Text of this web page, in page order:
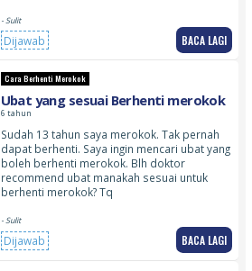
- Sulit
Dijawab BACA LAGI
Cara Berhenti Merokok
Ubat yang sesuai Berhenti merokok
6 tahun
Sudah 13 tahun saya merokok. Tak pernah
dapat berhenti. Saya ingin mencari ubat yang
boleh berhenti merokok. Blh doktor
recommend ubat manakah sesuai untuk
berhenti merokok? Tq
- Sulit
Dijawab BACA LAGI